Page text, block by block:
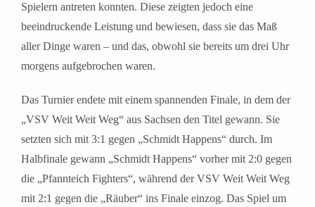
Spielern antreten konnten. Diese zeigten jedoch eine
beeindruckende Leistung und bewiesen, dass sie das Maß
aller Dinge waren – und das, obwohl sie bereits um drei Uhr
morgens aufgebrochen waren.
Das Turnier endete mit einem spannenden Finale, in dem der
„VSV Weit Weit Weg“ aus Sachsen den Titel gewann. Sie
setzten sich mit 3:1 gegen „Schmidt Happens“ durch. Im
Halbfinale gewann „Schmidt Happens“ vorher mit 2:0 gegen
die „Pfannteich Fighters“, während der VSV Weit Weit Weg
mit 2:1 gegen die „Räuber“ ins Finale einzog. Das Spiel um